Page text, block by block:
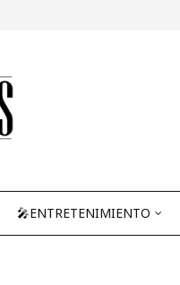
🎤ENTRETENIMIENTO